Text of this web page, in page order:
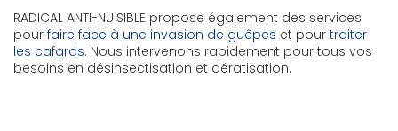
RADICAL ANTI-NUISIBLE propose également des services
pour faire face à une invasion de guêpes et pour traiter
les cafards. Nous intervenons rapidement pour tous vos
besoins en désinsectisation et dératisation.